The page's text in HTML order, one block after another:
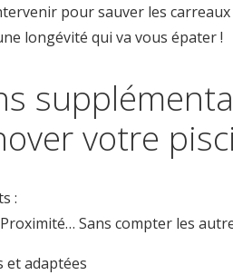
pour sauver les
longévité qui va vous épater !
votre
:
Sans compter les
et adaptées